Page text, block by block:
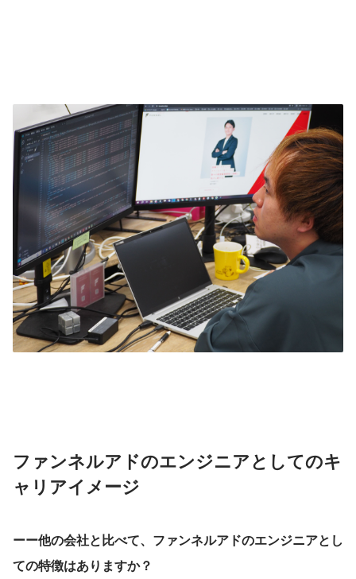
ファンネルアドのエンジニアとしてのキ
ャリアイメージ
ーー他の会社と比べて、ファンネルアドのエンジニアとし
ての特徴はありますか？